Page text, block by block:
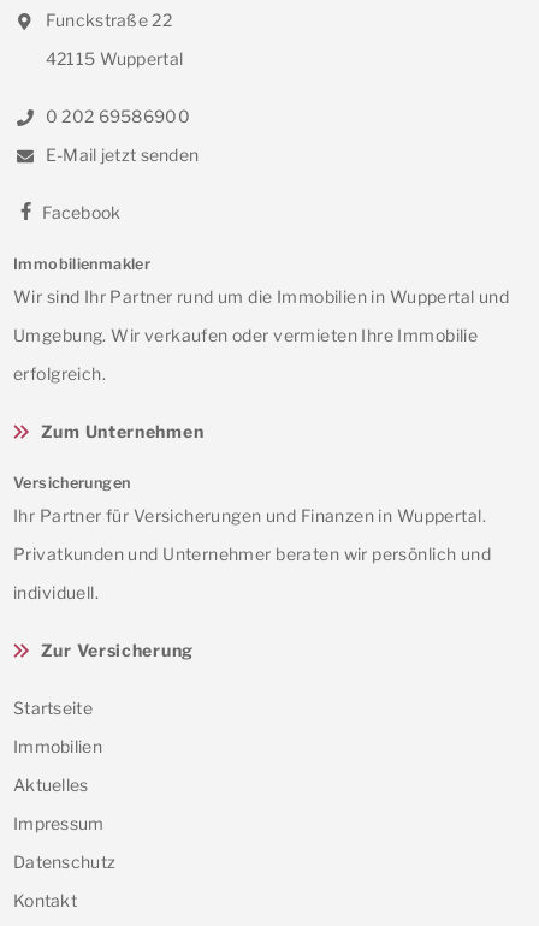
Funckstraße 22
42115 Wuppertal
0 202 69586900
E-Mail jetzt senden
Facebook
Immobilienmakler
Wir sind Ihr Partner rund um die Immobilien in Wuppertal und
Umgebung. Wir verkaufen oder vermieten Ihre Immobilie
erfolgreich.
Zum Unternehmen
Versicherungen
Ihr Partner für Versicherungen und Finanzen in Wuppertal.
Privatkunden und Unternehmer beraten wir persönlich und
individuell.
Zur Versicherung
Startseite
Immobilien
Aktuelles
Impressum
Datenschutz
Kontakt